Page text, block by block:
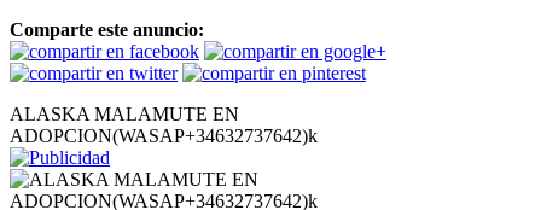
Comparte este anuncio:
ALASKA MALAMUTE EN
ADOPCION(WASAP+34632737642)k